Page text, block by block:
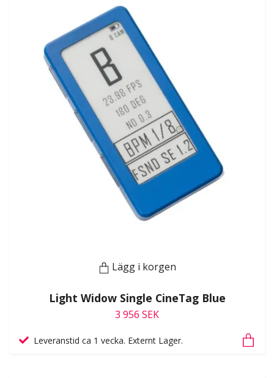
Lägg i korgen
Light Widow Single CineTag Blue
3 956 SEK
Leveranstid ca 1 vecka. Externt Lager.